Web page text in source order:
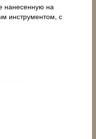
нанесенную на
инструментом, с